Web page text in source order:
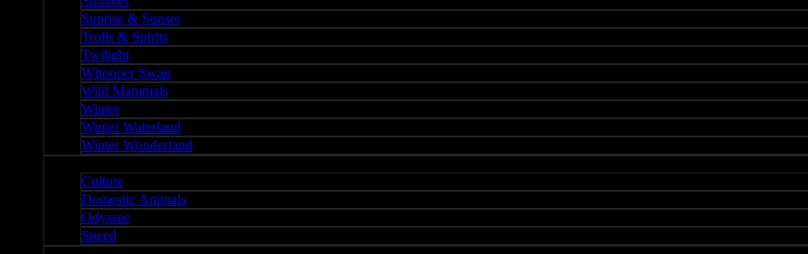
Sunrise & Sunset
Trolls & Spirits
Twilight
Whooper Swan
Wild Mammals
Winter
Winter Waterland
Winter Wonderland
Culture
Domestic Animals
Odyssee
Speed